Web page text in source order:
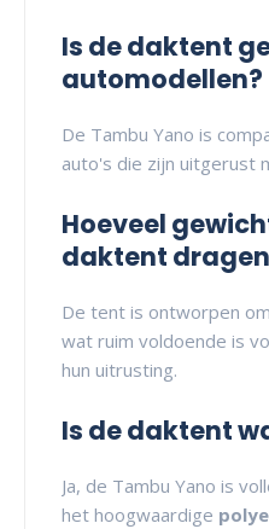
Is de daktent
automodellen?
De Tambu Yano is
auto's die zijn uitgerust
Hoeveel
daktent
De tent is ontworpen om
wat ruim voldoende is
hun uitrusting.
Is de daktent
Ja, de Tambu Yano is
het hoogwaardige